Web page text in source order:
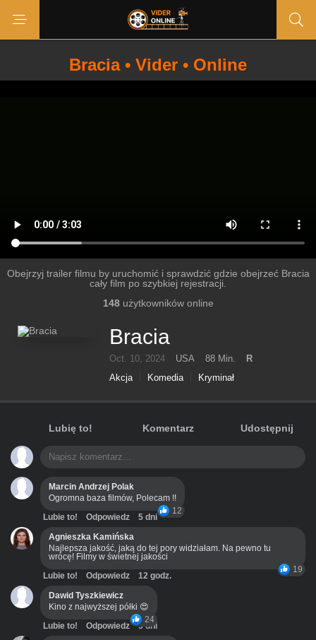
Bracia • Vider • Online
Obejrzyj trailer filmu by uruchomić i sprawdzić gdzie obejrzeć Bracia
cały film po szybkiej rejestracji.
148użytkowników online
Bracia
Oct. 10, 2024 USA 88 Min.
R
Akcja
Komedia Kryminał
Lubię to! Komentarz Udostępnij
Marcin Andrzej Polak
Ogromna baza filmów, Polecam !!
12
Lubie to! Odpowiedz
5 dni
Agnieszka Kamińska
Najlepsza jakość, jaką do tej pory widziałam. Na pewno tu
wrócę! Filmy w świetnej jakości
19
Lubie to! Odpowiedz
12 godz.
Dawid Tyszkiewicz
Kino z najwyższej półki 😍
24
Lubie to! Odpowiedz
3 dni